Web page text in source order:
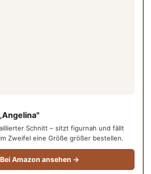
Schnitt – sitzt figurnah und fällt
Zweifel eine Größe größer bestellen.
Bei Amazon ansehen →